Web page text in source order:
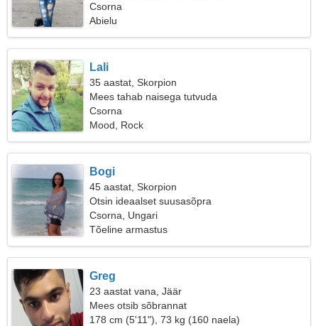
Csorna
Abielu
Lali
35 aastat, Skorpion
Mees tahab naisega tutvuda
Csorna
Mood, Rock
Bogi
45 aastat, Skorpion
Otsin ideaalset suusasõpra
Csorna, Ungari
Tõeline armastus
Greg
23 aastat vana, Jäär
Mees otsib sõbrannat
178 cm (5'11"), 73 kg (160 naela)